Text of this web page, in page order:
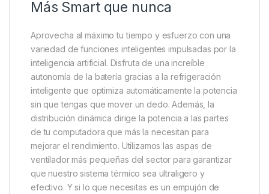
Más Smart que nunca
Aprovecha al máximo tu tiempo y esfuerzo con una
variedad de funciones inteligentes impulsadas por la
inteligencia artificial. Disfruta de una increíble
autonomía de la batería gracias a la refrigeración
inteligente que optimiza automáticamente la potencia
sin que tengas que mover un dedo. Además, la
distribución dinámica dirige la potencia a las partes
de tu computadora que más la necesitan para
mejorar el rendimiento. Utilizamos las aspas de
ventilador más pequeñas del sector para garantizar
que nuestro sistema térmico sea ultraligero y
efectivo. Y si lo que necesitas es un empujón de